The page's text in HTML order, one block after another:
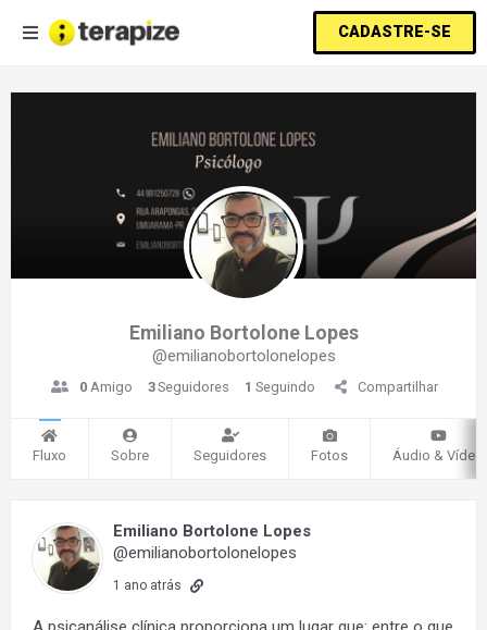
CADASTRE-SE
Emiliano Bortolone Lopes
@emilianobortolonelopes
0 Amigo 3Seguidores 1 Seguindo Compartilhar
Fluxo Sobre Seguidores Fotos Áudio & Vídeo
Emiliano Bortolone Lopes
@emilianobortolonelopes
1 ano atrás